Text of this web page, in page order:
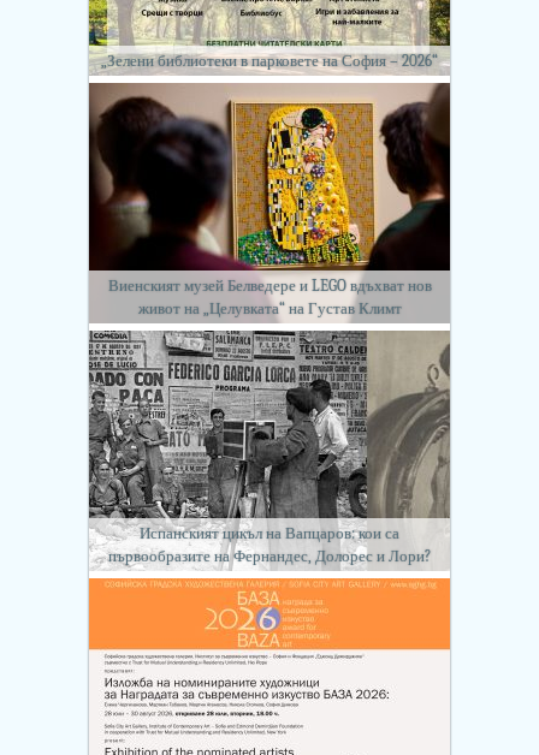
„Зелени библиотеки в парковете на София – 2026“
Виенският музей Белведере и LEGO вдъхват нов
живот на „Целувката“ на Густав Климт
Испанският цикъл на Вапцаров: кои са
първообразите на Фернандес, Долорес и Лори?